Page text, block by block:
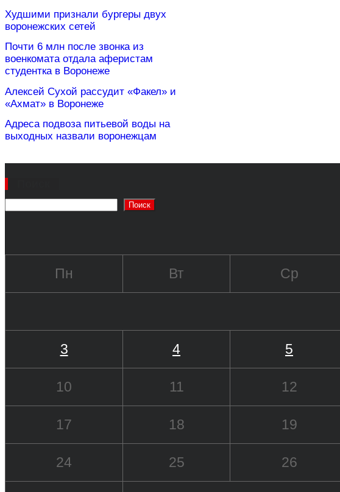
Худшими признали бургеры двух
воронежских сетей
Почти 6 млн после звонка из
военкомата отдала аферистам
студентка в Воронеже
Алексей Сухой рассудит «Факел» и
«Ахмат» в Воронеже
Адреса подвоза питьевой воды на
выходных назвали воронежцам
Поиск
Пн Вт Ср
3 4 5
10 11 12
17 18 19
24 25 26